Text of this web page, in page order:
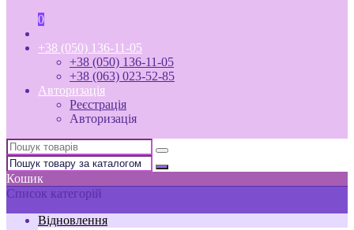
0
+38 (050) 136-11-05
+38 (050) 136-11-05
+38 (063) 023-52-85
Авторизація
Реєстрація
Авторизація
Кошик
Список категорій
Відновлення